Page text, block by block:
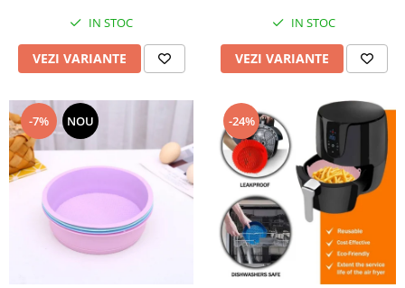
IN STOC
VEZI VARIANTE
IN STOC
VEZI VARIANTE
-7% NOU -24%